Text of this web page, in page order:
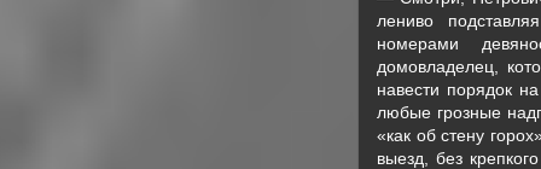
лениво
номерами
домовладелец,
навести порядок
любые грозные
«как об стену
выезд, без